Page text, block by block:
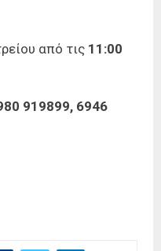
από τις 11:00
919899, 6946